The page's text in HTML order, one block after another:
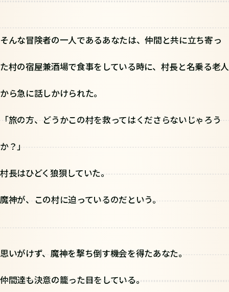
そんな冒険者の一人であるあなたは、仲間と共に立ち寄っ
た村の宿屋兼酒場で食事をしている時に、村長と名乗る老人
から急に話しかけられた。
「旅の方、どうかこの村を救ってはくださらないじゃろう
か？」
村長はひどく狼狽していた。
魔神が、この村に迫っているのだという。
思いがけず、魔神を撃ち倒す機会を得たあなた。
仲間達も決意の籠った目をしている。